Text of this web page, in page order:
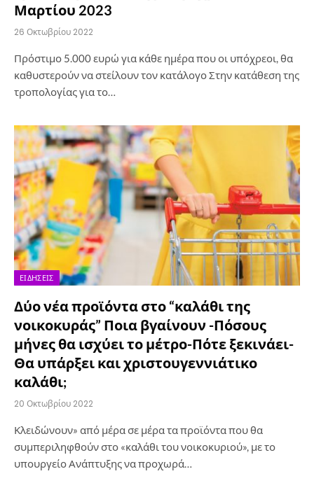
Μαρτίου 2023
26 Οκτωβρίου 2022
Πρόστιμο 5.000 ευρώ για κάθε ημέρα που οι υπόχρεοι, θα
καθυστερούν να στείλουν τον κατάλογο Στην κατάθεση της
τροπολογίας για το…
ΕΙΔΉΣΕΙΣ
Δύο νέα προϊόντα στο “καλάθι της
νοικοκυράς” Ποια βγαίνουν -Πόσους
μήνες θα ισχύει το μέτρο-Πότε ξεκινάει-
Θα υπάρξει και χριστουγεννιάτικο
καλάθι;
20 Οκτωβρίου 2022
Κλειδώνουν» από μέρα σε μέρα τα προϊόντα που θα
συμπεριληφθούν στο «καλάθι του νοικοκυριού», με το
υπουργείο Ανάπτυξης να προχωρά…